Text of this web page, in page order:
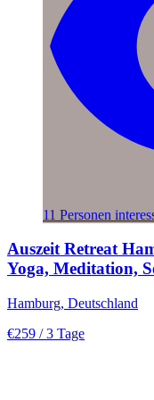
11 Personen
Auszeit Retreat
Yoga, Meditation,
Hamburg, Deutschland
€259 / 3 Tage